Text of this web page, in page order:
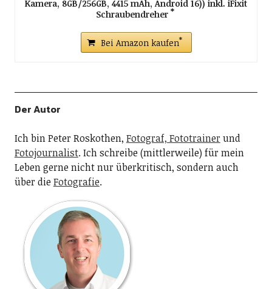
Kamera, 8GB/256GB, 4415 mAh, Android 16)) inkl. iFixit
Schraubendreher
Bei Amazon kaufen
Der Autor
Ich bin Peter Roskothen, Fotograf, Fototrainer und
Fotojournalist. Ich schreibe (mittlerweile) für mein
Leben gerne nicht nur überkritisch, sondern auch
über dieFotografie.